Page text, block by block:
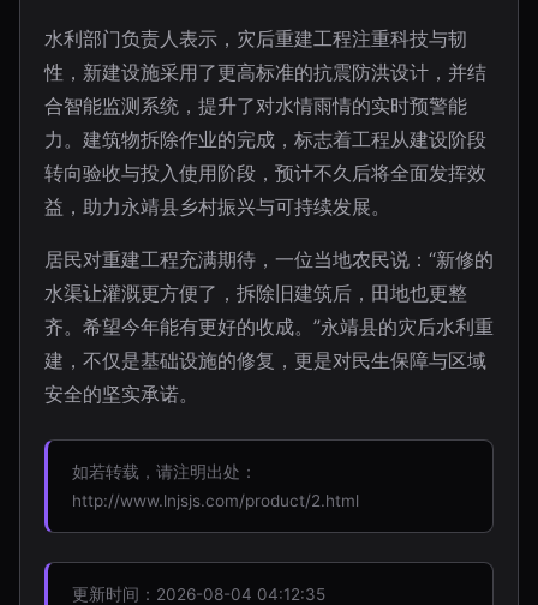
水利部门负责人表示，灾后重建工程注重科技与韧
性，新建设施采用了更高标准的抗震防洪设计，并结
合智能监测系统，提升了对水情雨情的实时预警能
力。建筑物拆除作业的完成，标志着工程从建设阶段
转向验收与投入使用阶段，预计不久后将全面发挥效
益，助力永靖县乡村振兴与可持续发展。
居民对重建工程充满期待，一位当地农民说：“新修的
水渠让灌溉更方便了，拆除旧建筑后，田地也更整
齐。希望今年能有更好的收成。”永靖县的灾后水利重
建，不仅是基础设施的修复，更是对民生保障与区域
安全的坚实承诺。
如若转载，请注明出处：
http://www.lnjsjs.com/product/2.html
更新时间：2026-08-04 04:12:35